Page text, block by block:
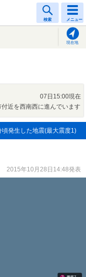
検索 メニュー
現在地
07日15:00現在
近を西南西に進んでいます
頃発生した地震(最大震度1)
2015年10月28日14:48発表